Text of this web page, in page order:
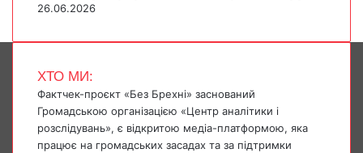
26.06.2026
ХТО МИ:
Фактчек-проєкт «Без Брехні» заснований
Громадською організацією «Центр аналітики і
розслідувань», є відкритою медіа-платформою, яка
працює на громадських засадах та за підтримки